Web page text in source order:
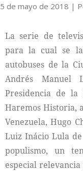
Cultura
5 de mayo de 2018 |
La serie de
para la cual se
autobuses de la
Andrés Manuel
Presidencia de la
Haremos Historia,
Venezuela, Hugo
Luiz Inácio Lula
populismo, un
especial